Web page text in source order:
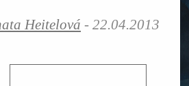
Heitelová - 22.04.2013